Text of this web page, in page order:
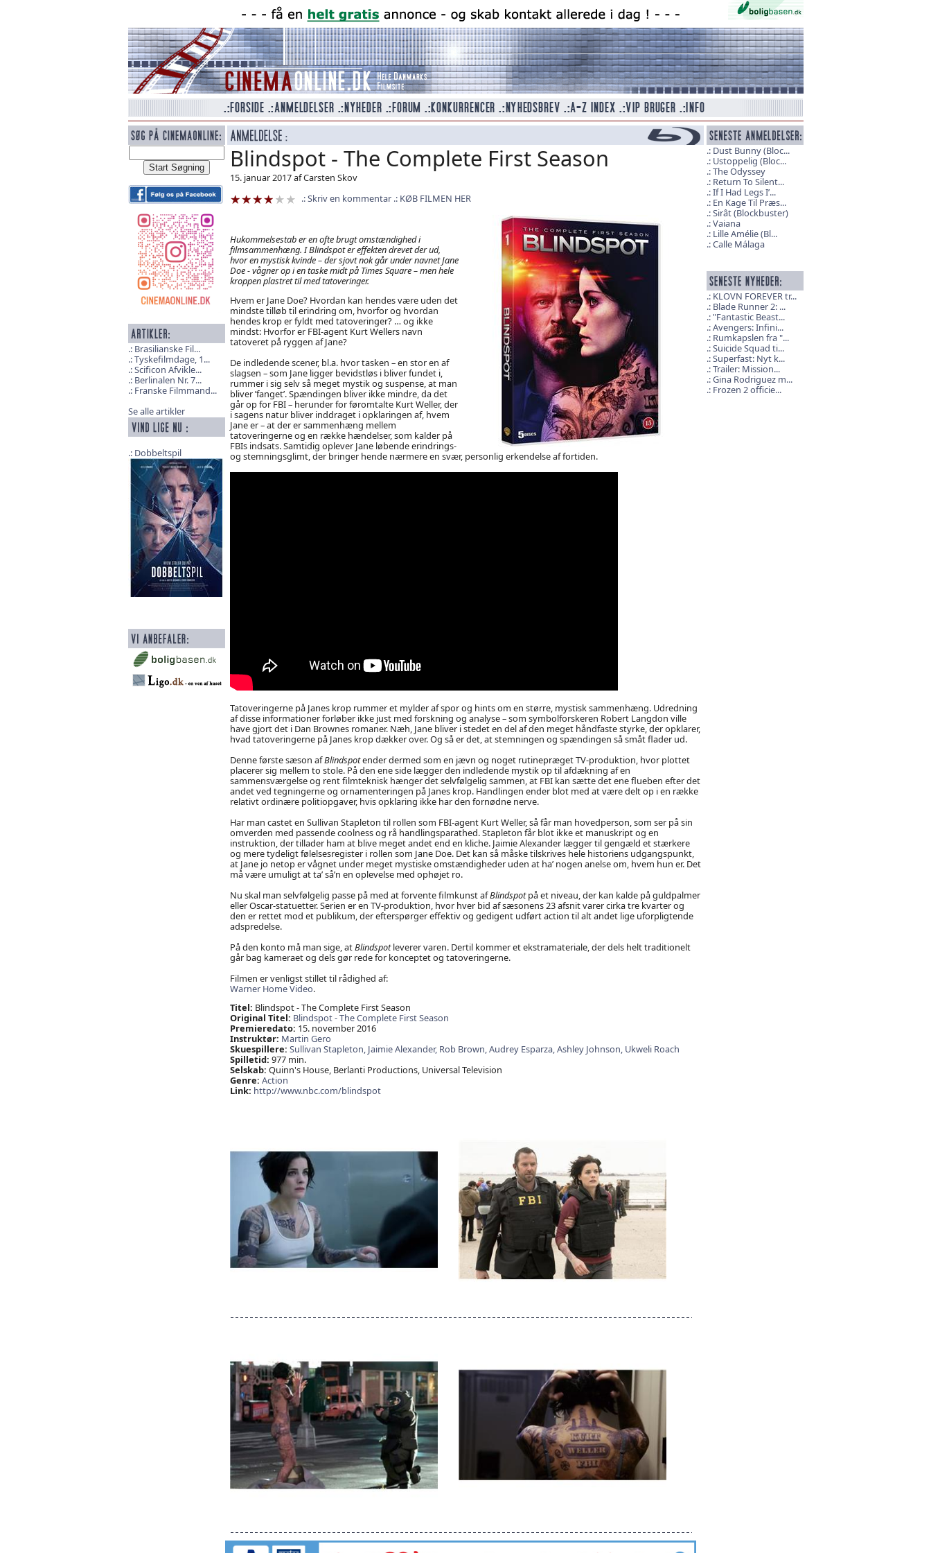
Brasilianske Fil...
Tyskefilmdage, 1...
Scificon Afvikle...
Berlinalen Nr. 7...
Franske Filmmand...
Se alle artikler
Dobbeltspil
Blindspot - The Complete First Season
15. januar 2017 af Carsten Skov
Skriv en kommentar
KØB FILMEN HER
Hukommelsestab er en ofte brugt omstændighed i
filmsammenhæng. IBlindspoter effekten drevet der ud,
hvor en mystisk kvinde – der sjovt nok går under navnet Jane
Doe - vågner op i en taske midt på Times Square – men hele
kroppen plastret til med tatoveringer.
Hvem er Jane Doe? Hvordan kan hendes være uden det
mindste tilløb til erindring om, hvorfor og hvordan
hendes krop er fyldt med tatoveringer? … og ikke
mindst: Hvorfor er FBI-agent Kurt Wellers navn
tatoveret på ryggen af Jane?
De indledende scener, bl.a. hvor tasken – en stor en af
slagsen – som Jane ligger bevidstløs i bliver fundet i,
rummer i sig selv så meget mystik og suspense, at man
bliver ’fanget’. Spændingen bliver ikke mindre, da det
går op for FBI – herunder for føromtalte Kurt Weller, der
i sagens natur bliver inddraget i opklaringen af, hvem
Jane er – at der er sammenhæng mellem
tatoveringerne og en række hændelser, som kalder på
FBIs indsats. Samtidig oplever Jane løbende erindrings-
og stemningsglimt, der bringer hende nærmere en svær, personlig erkendelse af fortiden.
Tatoveringerne på Janes krop rummer et mylder af spor og hints om en større, mystisk sammenhæng. Udredning
af disse informationer forløber ikke just med forskning og analyse – som symbolforskeren Robert Langdon ville
have gjort det i Dan Brownes romaner. Næh, Jane bliver i stedet en del af den meget håndfaste styrke, der opklarer,
hvad tatoveringerne på Janes krop dækker over. Og så er det, at stemningen og spændingen så småt flader ud.
Denne første sæson afBlindspotender dermed som en jævn og noget rutinepræget TV-produktion, hvor plottet
placerer sig mellem to stole. På den ene side lægger den indledende mystik op til afdækning af en
sammensværgelse og rent filmteknisk hænger det selvfølgelig sammen, at FBI kan sætte det ene flueben efter det
andet ved tegningerne og ornamenteringen på Janes krop. Handlingen ender blot med at være delt op i en række
relativt ordinære politiopgaver, hvis opklaring ikke har den fornødne nerve.
Har man castet en Sullivan Stapleton til rollen som FBI-agent Kurt Weller, så får man hovedperson, som ser på sin
omverden med passende coolness og rå handlingsparathed. Stapleton får blot ikke et manuskript og en
instruktion, der tillader ham at blive meget andet end en kliche. Jaimie Alexander lægger til gengæld et stærkere
og mere tydeligt følelsesregister i rollen som Jane Doe. Det kan så måske tilskrives hele historiens udgangspunkt,
at Jane jo netop er vågnet under meget mystiske omstændigheder uden at ha’ nogen anelse om, hvem hun er. Det
må være umuligt at ta’ så’n en oplevelse med ophøjet ro.
Nu skal man selvfølgelig passe på med at forvente filmkunst afBlindspotpå et niveau, der kan kalde på guldpalmer
eller Oscar-statuetter. Serien er en TV-produktion, hvor hver bid af sæsonens 23 afsnit varer cirka tre kvarter og
den er rettet mod et publikum, der efterspørger effektiv og gedigent udført action til alt andet lige uforpligtende
adspredelse.
På den konto må man sige, atBlindspotleverer varen. Dertil kommer et ekstramateriale, der dels helt traditionelt
går bag kameraet og dels gør rede for konceptet og tatoveringerne.
Filmen er venligst stillet til rådighed af:
Warner Home Video.
Titel: Blindspot - The Complete First Season
Original Titel: Blindspot - The Complete First Season
Premieredato: 15. november 2016
Instruktør: Martin Gero
Skuespillere: Sullivan Stapleton, Jaimie Alexander, Rob Brown,Audrey Esparza,Ashley Johnson, Ukweli Roach
Spilletid: 977 min.
Selskab: Quinn's House, Berlanti Productions, Universal Television
Genre: Action
Link: http://www.nbc.com/blindspot
Dust Bunny (Bloc...
Ustoppelig (Bloc...
The Odyssey
Return To Silent...
If I Had Legs I’...
En Kage Til Præs...
Sirât (Blockbuster)
Vaiana
Lille Amélie (Bl...
Calle Málaga
KLOVN FOREVER tr...
Blade Runner 2: ...
"Fantastic Beast...
Avengers: Infini...
Rumkapslen fra "...
Suicide Squad ti...
Superfast: Nyt k...
Trailer: Mission...
Gina Rodriguez m...
Frozen 2 officie...